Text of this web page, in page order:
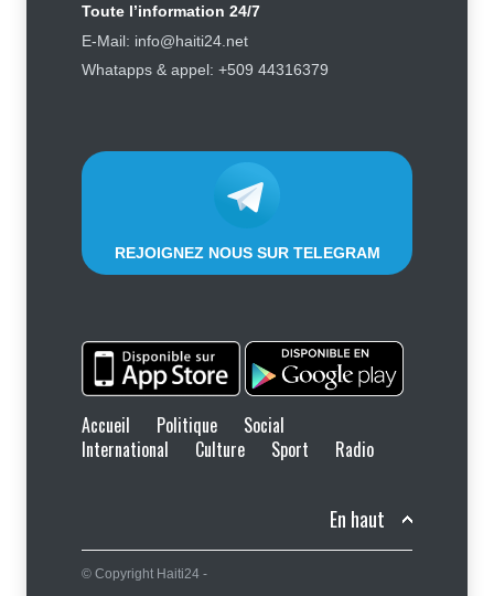
Carburants : après trois baisses
successives, les prix repartent à
Toute l’information 24/7
E-Mail: info@haiti24.net
Whatapps & appel: +509 44316379
REJOIGNEZ NOUS SUR TELEGRAM
Accueil Politique
Social
International
Culture Sport Radio
En haut
© Copyright Haiti24 -